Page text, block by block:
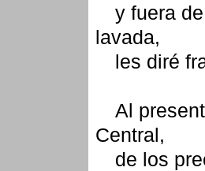
y fuera
lavada,
les diré
Al
Central,
de los